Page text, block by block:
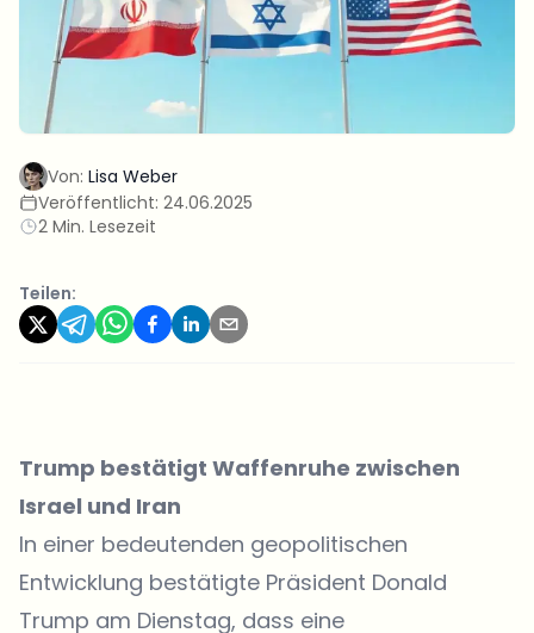
Von: Lisa Weber
Veröffentlicht: 24.06.2025
2 Min. Lesezeit
Teilen:
Trump bestätigt Waffenruhe zwischen
Israel und Iran
In einer bedeutenden geopolitischen
Entwicklung bestätigte Präsident Donald
Trump am Dienstag, dass eine